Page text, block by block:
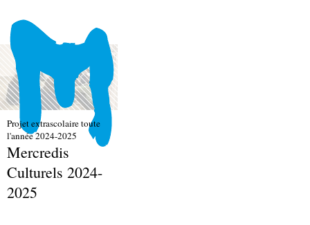
Projet extrascolaire toute
l'année 2024-2025
Mercredis
Culturels 2024-
2025